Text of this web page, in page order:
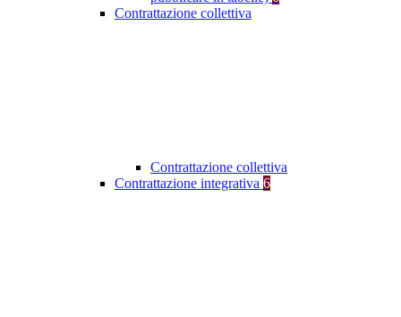
Contrattazione collettiva
Contrattazione collettiva
Contrattazione integrativa 6